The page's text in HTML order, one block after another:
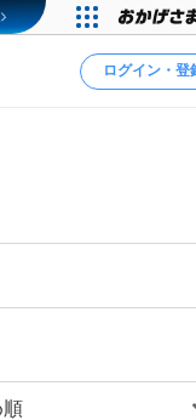
ログイン・登